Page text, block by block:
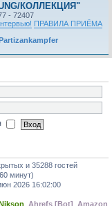
КОЛЛЕКЦИЯ"
- 72407
ПРАВИЛА ПРИЁМА
и 35288 гостей
минут)
2026 16:02:00
Ahrefs [Bot] Amazon